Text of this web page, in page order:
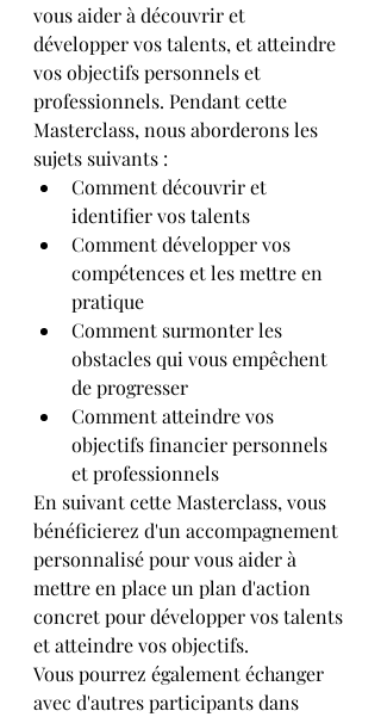
vous aider à découvrir et
développer vos talents, et atteindre
vos objectifs personnels et
professionnels. Pendant cette
Masterclass, nous aborderons les
sujets suivants :
Comment découvrir et
identifier vos talents
Comment développer vos
compétences et les mettre en
pratique
Comment surmonter les
obstacles qui vous empêchent
de progresser
Comment atteindre vos
objectifs financier personnels
et professionnels
En suivant cette Masterclass, vous
bénéficierez d'un accompagnement
personnalisé pour vous aider à
mettre en place un plan d'action
concret pour développer vos talents
et atteindre vos objectifs.
Vous pourrez également échanger
avec d'autres participants dans